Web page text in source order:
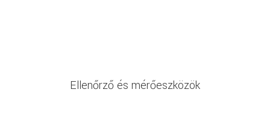
Ellenőrző és mérőeszközök